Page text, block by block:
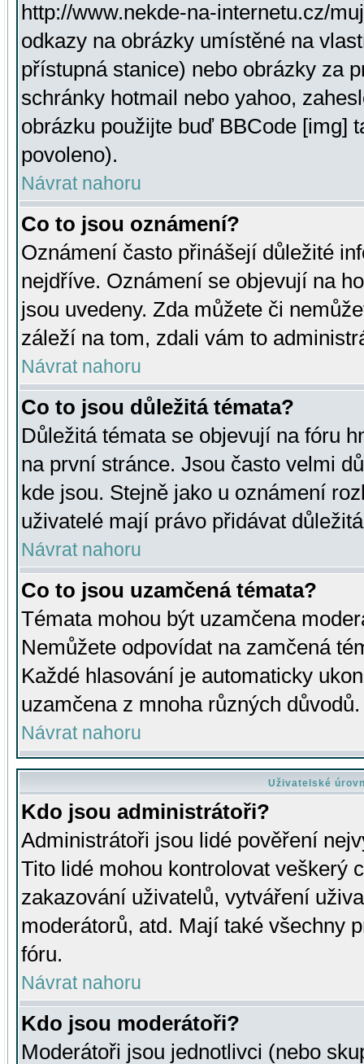
http://www.nekde-na-internetu.cz/
odkazy na obrázky umístěné na
přístupná stanice) nebo obrázky za
schránky hotmail nebo yahoo,
obrázku použijte buď BBCode [img]
povoleno).
Návrat nahoru
Co to jsou oznámení?
Oznámení často přinášejí důležité
nejdříve. Oznámení se objevují na
jsou uvedeny. Zda můžete či
záleží na tom, zdali vám to
Návrat nahoru
Co to jsou důležitá témata?
Důležitá témata se objevují na fóru
na první stránce. Jsou často velmi
kde jsou. Stejně jako u oznámení
uživatelé mají právo přidávat
Návrat nahoru
Co to jsou uzamčená témata?
Témata mohou být uzamčena
Nemůžete odpovídat na zamčená
Každé hlasování je automaticky
uzamčena z mnoha různých důvodů.
Návrat nahoru
Uživatelské
Kdo jsou administrátoři?
Administrátoři jsou lidé pověření
Tito lidé mohou kontrolovat veškerý
zakazování uživatelů, vytváření
moderátorů, atd. Mají také všechny
fóru.
Návrat nahoru
Kdo jsou moderátoři?
Moderátoři jsou jednotlivci (nebo